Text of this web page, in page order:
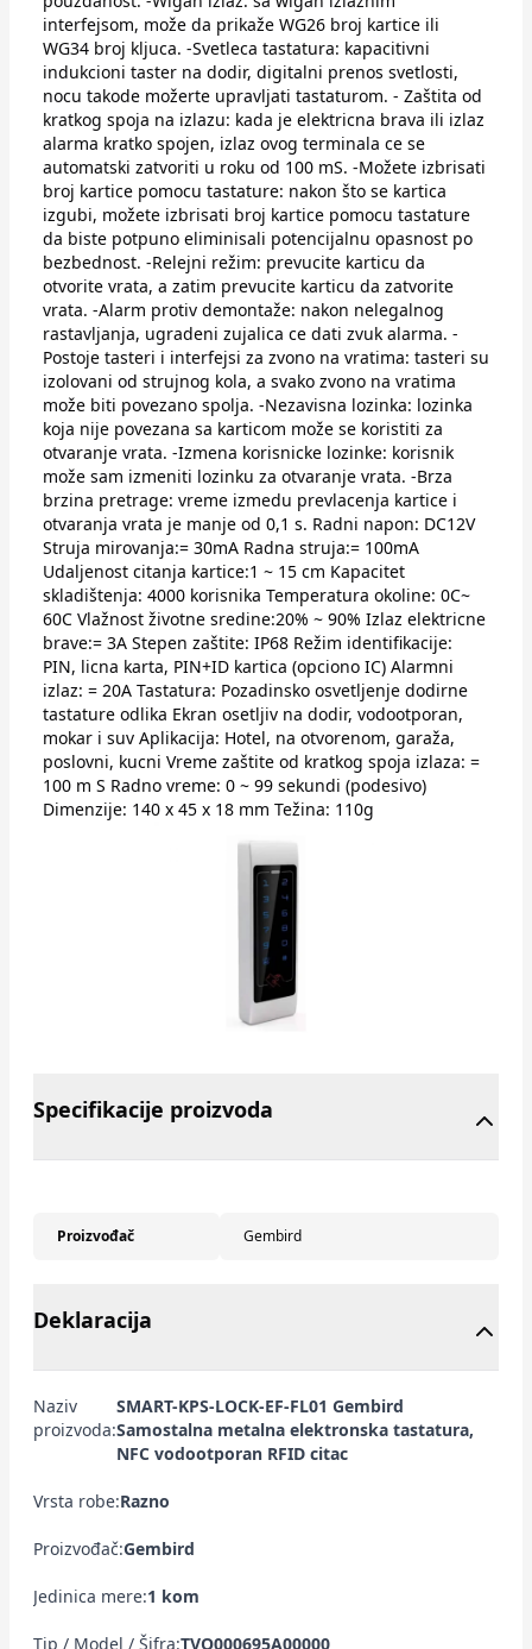
interfejsom, može da prikaže WG26 broj kartice ili
WG34 broj kljuca. -Svetleca tastatura: kapacitivni
indukcioni taster na dodir, digitalni prenos svetlosti,
nocu takode možerte upravljati tastaturom. - Zaštita od
kratkog spoja na izlazu: kada je elektricna brava ili izlaz
alarma kratko spojen, izlaz ovog terminala ce se
automatski zatvoriti u roku od 100 mS. -Možete izbrisati
broj kartice pomocu tastature: nakon što se kartica
izgubi, možete izbrisati broj kartice pomocu tastature
da biste potpuno eliminisali potencijalnu opasnost po
bezbednost. -Relejni režim: prevucite karticu da
otvorite vrata, a zatim prevucite karticu da zatvorite
vrata. -Alarm protiv demontaže: nakon nelegalnog
rastavljanja, ugradeni zujalica ce dati zvuk alarma. -
Postoje tasteri i interfejsi za zvono na vratima: tasteri su
izolovani od strujnog kola, a svako zvono na vratima
može biti povezano spolja. -Nezavisna lozinka: lozinka
koja nije povezana sa karticom može se koristiti za
otvaranje vrata. -Izmena korisnicke lozinke: korisnik
može sam izmeniti lozinku za otvaranje vrata. -Brza
brzina pretrage: vreme izmedu prevlacenja kartice i
otvaranja vrata je manje od 0,1 s. Radni napon: DC12V
Struja mirovanja:= 30mA Radna struja:= 100mA
Udaljenost citanja kartice:1 ~ 15 cm Kapacitet
skladištenja: 4000 korisnika Temperatura okoline: 0C~
60C Vlažnost životne sredine:20% ~ 90% Izlaz elektricne
brave:= 3A Stepen zaštite: IP68 Režim identifikacije:
PIN, licna karta, PIN+ID kartica (opciono IC) Alarmni
izlaz: = 20A Tastatura: Pozadinsko osvetljenje dodirne
tastature odlika Ekran osetljiv na dodir, vodootporan,
mokar i suv Aplikacija: Hotel, na otvorenom, garaža,
poslovni, kucni Vreme zaštite od kratkog spoja izlaza: =
100 m S Radno vreme: 0 ~ 99 sekundi (podesivo)
Dimenzije: 140 x 45 x 18 mm Težina: 110g
Specifikacije proizvoda
Proizvođač Gembird
Deklaracija
Naziv
proizvoda:
SMART-KPS-LOCK-EF-FL01 Gembird
Samostalna metalna elektronska tastatura,
NFC vodootporan RFID citac
Vrsta robe:Razno
Proizvođač:Gembird
Jedinica mere:1 kom
Tip / Model / Šifra:TVO000695A00000